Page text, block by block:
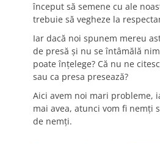
început să semene cu ale
trebuie să vegheze la
Iar dacă noi spunem mereu
de presă şi nu se întâmălă
poate înţelege? Că nu ne
sau ca presa presează?
Aici avem noi mari probleme,
mai avea, atunci vom fi nemţi
de nemţi.